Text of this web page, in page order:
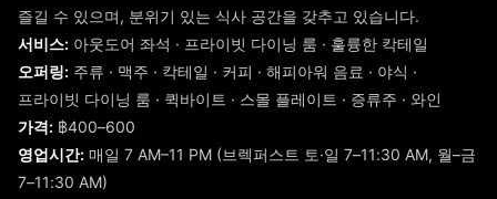
즐길 수 있으며, 분위기 있는 식사 공간을 갖추고 있습니다.
서비스: 아웃도어 좌석 · 프라이빗 다이닝 룸 · 훌륭한 칵테일
오퍼링: 주류 · 맥주 · 칵테일 · 커피 · 해피아워 음료 · 야식 ·
프라이빗 다이닝 룸 · 퀵바이트 · 스몰 플레이트 · 증류주 · 와인
가격: ฿400–600
영업시간: 매일 7 AM–11 PM (브렉퍼스트 토·일 7–11:30 AM, 월–금
7–11:30 AM)